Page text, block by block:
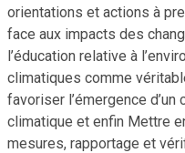
orientations et actions à
face aux impacts des
l’éducation relative à
climatiques comme
favoriser l’émergence
climatique et enfin Mettre
mesures, rapportage et